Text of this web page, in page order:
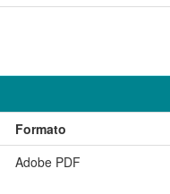
Formato
Adobe PDF